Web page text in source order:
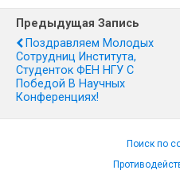
Предыдущая Запись
Поздравляем Молодых
Сотрудниц Института,
Студенток ФЕН НГУ С
Победой В Научных
Конференциях!
Поиск по